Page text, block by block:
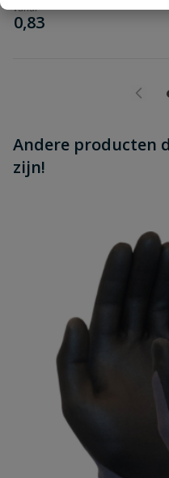
vanaf
€
0,83
Andere producten
zijn!